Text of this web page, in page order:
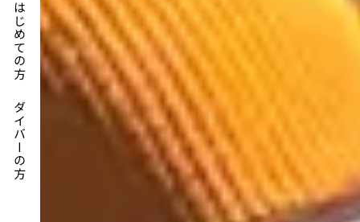
はじめての方
ダイバーの方